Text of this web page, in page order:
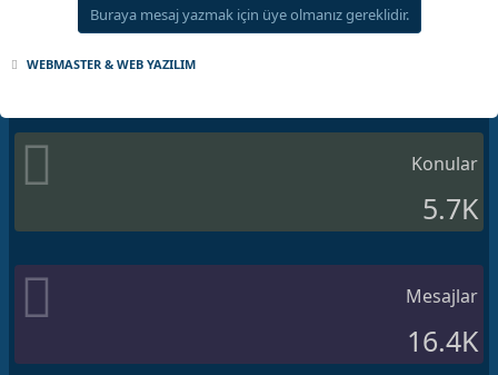
Buraya mesaj yazmak için üye olmanız gereklidir.
WEBMASTER & WEB YAZILIM
Konular
5.7K
Mesajlar
16.4K